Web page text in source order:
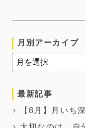
月別アーカイブ
最新記事
【8月】月いち